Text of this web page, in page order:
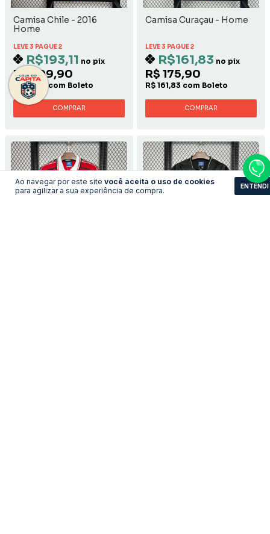
Ao navegar por este site você aceita o uso de cookies
para agilizar a sua experiência de compra.
ENTENDI
Camisa Chile - 2016
Home
LEVE 3 PAGUE 2
R$193,11 no pix
R$ 209,90
R$ 193,11 com Boleto
COMPRAR
Camisa Curaçau - Home
LEVE 3 PAGUE 2
R$161,83 no pix
R$ 175,90
R$ 161,83 com Boleto
COMPRAR